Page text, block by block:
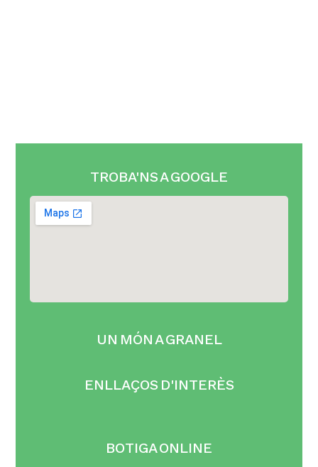
TROBA'NS A GOOGLE
UN MÓN A GRANEL
ENLLAÇOS D'INTERÈS
BOTIGA ONLINE